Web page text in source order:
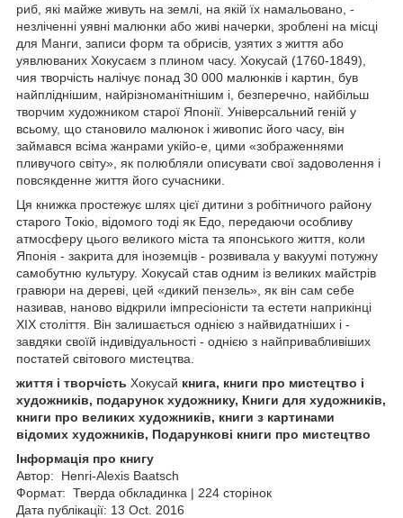
риб, які майже живуть на землі, на якій їх намальовано, -
незліченні уявні малюнки або живі начерки, зроблені на місці
для Манги, записи форм та обрисів, узятих з життя або
уявлюваних Хокусаєм з плином часу. Хокусай (1760-1849),
чия творчість налічує понад 30 000 малюнків і картин, був
найпліднішим, найрізноманітнішим і, безперечно, найбільш
творчим художником старої Японії. Універсальний геній у
всьому, що становило малюнок і живопис його часу, він
займався всіма жанрами укійо-е, цими «зображеннями
пливучого світу», як полюбляли описувати свої задоволення і
повсякденне життя його сучасники.
Ця книжка простежує шлях цієї дитини з робітничого району
старого Токіо, відомого тоді як Едо, передаючи особливу
атмосферу цього великого міста та японського життя, коли
Японія - закрита для іноземців - розвивала у вакуумі потужну
самобутню культуру. Хокусай став одним із великих майстрів
гравюри на дереві, цей «дикий пензель», як він сам себе
називав, наново відкрили імпресіоністи та естети наприкінці
XIX століття. Він залишається однією з найвидатніших і -
завдяки своїй індивідуальності - однією з найпривабливіших
постатей світового мистецтва.
життя і творчість Хокусай книга, книги про мистецтво і
художників, подарунок художнику, Книги для художників,
книги про великих художників, книги з картинами
відомих художників, Подарункові книги про мистецтво
Інформація про книгу
Автор: Henri-Alexis Baatsch
Формат: Тверда обкладинка | 224 сторінок
Дата публікації: 13 Oct. 2016